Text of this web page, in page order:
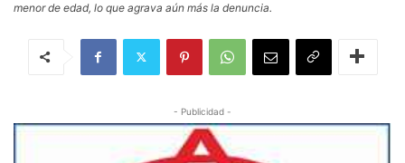
menor de edad, lo que agrava aún más la denuncia.
- Publicidad -